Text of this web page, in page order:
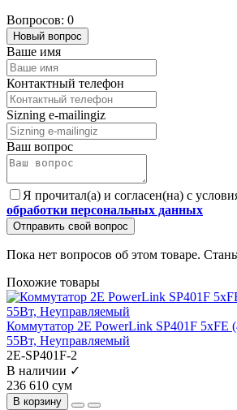
Вопросов: 0
Новый вопрос
Ваше имя
Контактный телефон
Sizning e-mailingiz
Ваш вопрос
Я прочитал(а) и согласен(на) с
обработки персональных данных
Отправить свой вопрос
Пока нет вопросов об этом товаре.
Похожие товары
Коммутатор 2E PowerLink SP401F 5xFE
55Вт, Неуправляемый
2E-SP401F-2
В наличии ✓
236 610 сум
В корзину